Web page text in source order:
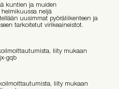
kuntien ja muiden
neljä
uusimmat pyöräliikenteen ja
tarkoitetut virikeaineistot.
liity mukaan
gqb
liity mukaan